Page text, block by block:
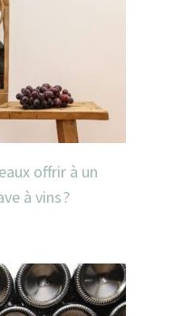
offrir à un
à vins ?